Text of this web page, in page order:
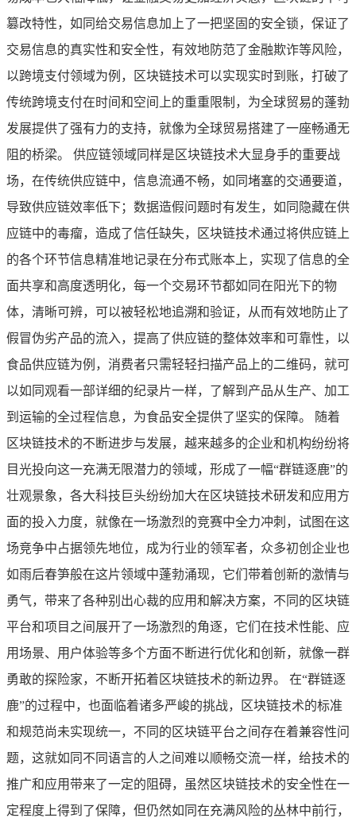
篡改特性，如同给交易信息加上了一把坚固的安全锁，保证了
交易信息的真实性和安全性，有效地防范了金融欺诈等风险，
以跨境支付领域为例，区块链技术可以实现实时到账，打破了
传统跨境支付在时间和空间上的重重限制，为全球贸易的蓬勃
发展提供了强有力的支持，就像为全球贸易搭建了一座畅通无
阻的桥梁。 供应链领域同样是区块链技术大显身手的重要战
场，在传统供应链中，信息流通不畅，如同堵塞的交通要道，
导致供应链效率低下；数据造假问题时有发生，如同隐藏在供
应链中的毒瘤，造成了信任缺失，区块链技术通过将供应链上
的各个环节信息精准地记录在分布式账本上，实现了信息的全
面共享和高度透明化，每一个交易环节都如同在阳光下的物
体，清晰可辨，可以被轻松地追溯和验证，从而有效地防止了
假冒伪劣产品的流入，提高了供应链的整体效率和可靠性，以
食品供应链为例，消费者只需轻轻扫描产品上的二维码，就可
以如同观看一部详细的纪录片一样，了解到产品从生产、加工
到运输的全过程信息，为食品安全提供了坚实的保障。 随着
区块链技术的不断进步与发展，越来越多的企业和机构纷纷将
目光投向这一充满无限潜力的领域，形成了一幅“群链逐鹿”的
壮观景象，各大科技巨头纷纷加大在区块链技术研发和应用方
面的投入力度，就像在一场激烈的竞赛中全力冲刺，试图在这
场竞争中占据领先地位，成为行业的领军者，众多初创企业也
如雨后春笋般在这片领域中蓬勃涌现，它们带着创新的激情与
勇气，带来了各种别出心裁的应用和解决方案，不同的区块链
平台和项目之间展开了一场激烈的角逐，它们在技术性能、应
用场景、用户体验等多个方面不断进行优化和创新，就像一群
勇敢的探险家，不断开拓着区块链技术的新边界。 在“群链逐
鹿”的过程中，也面临着诸多严峻的挑战，区块链技术的标准
和规范尚未实现统一，不同的区块链平台之间存在着兼容性问
题，这就如同不同语言的人之间难以顺畅交流一样，给技术的
推广和应用带来了一定的阻碍，虽然区块链技术的安全性在一
定程度上得到了保障，但仍然如同在充满风险的丛林中前行，